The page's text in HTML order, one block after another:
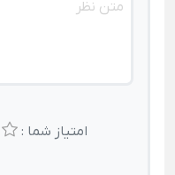
امتیاز شما :